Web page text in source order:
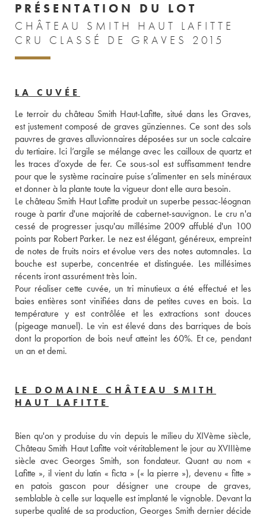
PRÉSENTATION DU LOT
CHÂTEAU SMITH HAUT LAFITTE
CRU CLASSÉ DE GRAVES 2015
LA CUVÉE
Le terroir du château Smith Haut-Lafitte, situé dans les Graves,
est justement composé de graves günziennes. Ce sont des sols
pauvres de graves alluvionnaires déposées sur un socle calcaire
du tertiaire. Ici l’argile se mélange avec les cailloux de quartz et
les traces d’oxyde de fer. Ce sous-sol est suffisamment tendre
pour que le système racinaire puise s’alimenter en sels minéraux
et donner à la plante toute la vigueur dont elle aura besoin.
Le château Smith Haut Lafitte produit un superbe pessac-léognan
rouge à partir d'une majorité de cabernet-sauvignon. Le cru n'a
cessé de progresser jusqu'au millésime 2009 affublé d'un 100
points par Robert Parker. Le nez est élégant, généreux, empreint
de notes de fruits noirs et évolue vers des notes automnales. La
bouche est superbe, concentrée et distinguée. Les millésimes
récents iront assurément très loin.
Pour réaliser cette cuvée, un tri minutieux a été effectué et les
baies entières sont vinifiées dans de petites cuves en bois. La
température y est contrôlée et les extractions sont douces
(pigeage manuel). Le vin est élevé dans des barriques de bois
dont la proportion de bois neuf atteint les 60%. Et ce, pendant
un an et demi.
LE DOMAINE CHÂTEAU SMITH
HAUT LAFITTE
Bien qu'on y produise du vin depuis le milieu du XIVème siècle,
Château Smith Haut Lafitte voit véritablement le jour au XVIIIème
siècle avec Georges Smith, son fondateur. Quant au nom «
Lafitte », il vient du latin « ficta » (« la pierre »), devenu « fitte »
en patois gascon pour désigner une croupe de graves,
semblable à celle sur laquelle est implanté le vignoble. Devant la
superbe qualité de sa production, Georges Smith dernier décide